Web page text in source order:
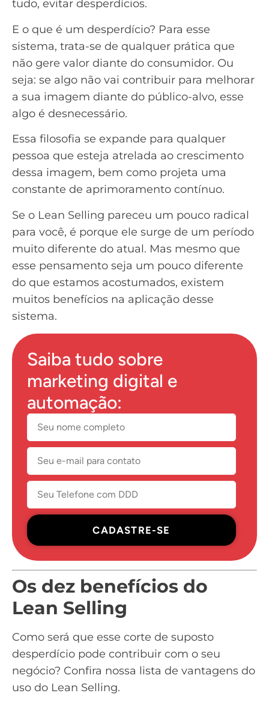
tudo, evitar desperdícios.
E o que é um desperdício? Para esse
sistema, trata-se de qualquer prática que
não gere valor diante do consumidor. Ou
seja: se algo não vai contribuir para melhorar
a sua imagem diante do público-alvo, esse
algo é desnecessário.
Essa filosofia se expande para qualquer
pessoa que esteja atrelada ao crescimento
dessa imagem, bem como projeta uma
constante de aprimoramento contínuo.
Se o Lean Selling pareceu um pouco radical
para você, é porque ele surge de um período
muito diferente do atual. Mas mesmo que
esse pensamento seja um pouco diferente
do que estamos acostumados, existem
muitos benefícios na aplicação desse
sistema.
Saiba tudo sobre
marketing digital e
automação:
CADASTRE-SE
Os dez benefícios do
Lean Selling
Como será que esse corte de suposto
desperdício pode contribuir com o seu
negócio? Confira nossa lista de vantagens do
uso do Lean Selling.